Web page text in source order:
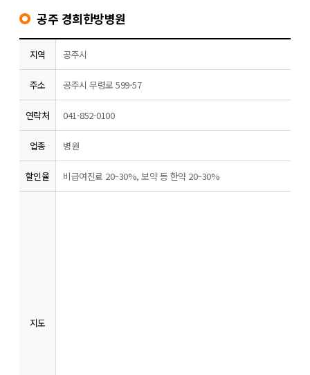
공주 경희한방병원
지역 공주시
주소 공주시 무령로 599-57
연락처 041-852-0100
업종 병원
할인율 비급여진료 20~30%, 보약 등 한약 20~30%
지도